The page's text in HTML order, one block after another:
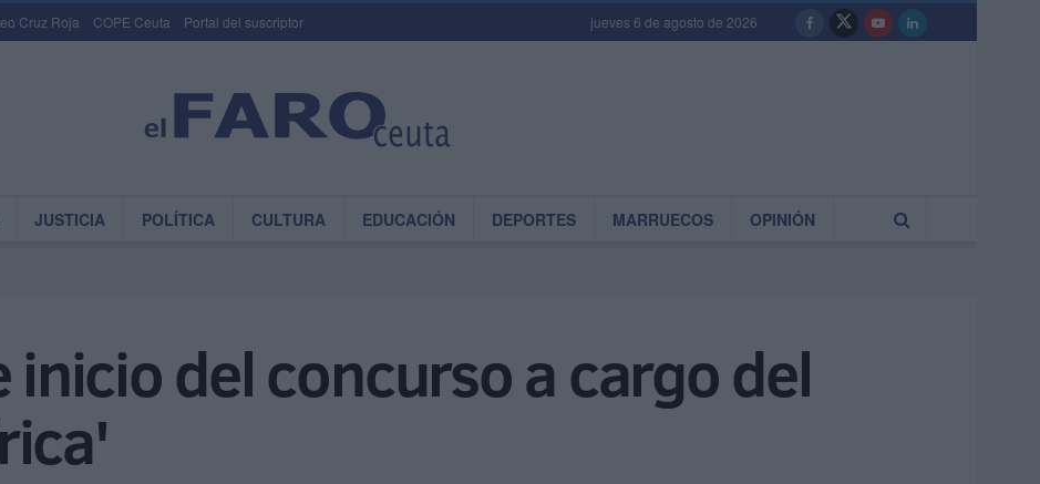
Cruz Roja COPE Ceuta Portal del suscriptor jueves 6 de agosto de 2026
JUSTICIA POLÍTICA CULTURA EDUCACIÓN DEPORTES MARRUECOS OPINIÓN
inicio del concurso a cargo del